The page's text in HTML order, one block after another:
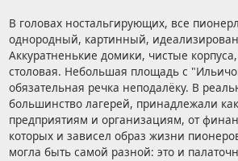
В головах ностальгирующих, все
однородный, картинный,
Аккуратненькие домики, чистые
столовая. Небольшая площадь с
обязательная речка неподалёку. В
большинство лагерей, принадлежали
предприятиям и организациям, от
которых и зависел образ жизни
могла быть самой разной: это и